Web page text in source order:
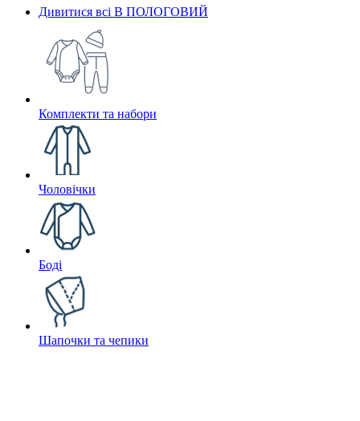
Дивитися всі В ПОЛОГОВИЙ
Комплекти та набори
Чоловічки
Боді
Шапочки та чепики